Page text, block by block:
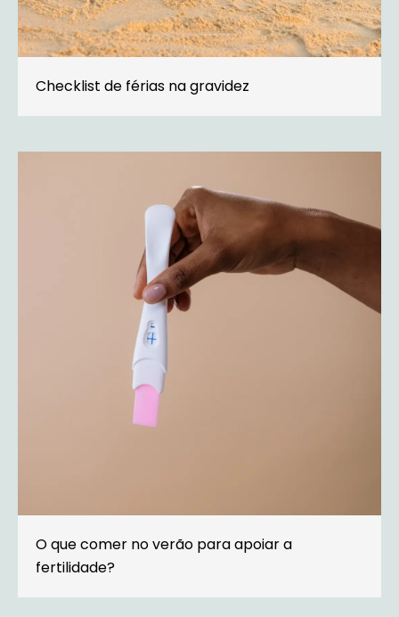
Checklist de férias na gravidez
O que comer no verão para apoiar a
fertilidade?